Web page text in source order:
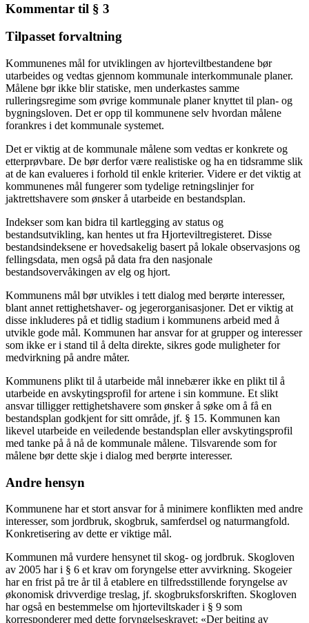
Kommentar til § 3
Tilpasset forvaltning
Kommunenes mål for utviklingen av hjorteviltbestandene bør
utarbeides og vedtas gjennom kommunale interkommunale planer.
Målene bør ikke blir statiske, men underkastes samme
rulleringsregime som øvrige kommunale planer knyttet til plan- og
bygningsloven. Det er opp til kommunene selv hvordan målene
forankres i det kommunale systemet.
Det er viktig at de kommunale målene som vedtas er konkrete og
etterprøvbare. De bør derfor være realistiske og ha en tidsramme slik
at de kan evalueres i forhold til enkle kriterier. Videre er det viktig at
kommunenes mål fungerer som tydelige retningslinjer for
jaktrettshavere som ønsker å utarbeide en bestandsplan.
Indekser som kan bidra til kartlegging av status og
bestandsutvikling, kan hentes ut fra Hjorteviltregisteret. Disse
bestandsindeksene er hovedsakelig basert på lokale observasjons og
fellingsdata, men også på data fra den nasjonale
bestandsovervåkingen av elg og hjort.
Kommunens mål bør utvikles i tett dialog med berørte interesser,
blant annet rettighetshaver- og jegerorganisasjoner. Det er viktig at
disse inkluderes på et tidlig stadium i kommunens arbeid med å
utvikle gode mål. Kommunen har ansvar for at grupper og interesser
som ikke er i stand til å delta direkte, sikres gode muligheter for
medvirkning på andre måter.
Kommunens plikt til å utarbeide mål innebærer ikke en plikt til å
utarbeide en avskytingsprofil for artene i sin kommune. Et slikt
ansvar tilligger rettighetshavere som ønsker å søke om å få en
bestandsplan godkjent for sitt område, jf. § 15. Kommunen kan
likevel utarbeide en veiledende bestandsplan eller avskytingsprofil
med tanke på å nå de kommunale målene. Tilsvarende som for
målene bør dette skje i dialog med berørte interesser.
Andre hensyn
Kommunene har et stort ansvar for å minimere konflikten med andre
interesser, som jordbruk, skogbruk, samferdsel og naturmangfold.
Konkretisering av dette er viktige mål.
Kommunen må vurdere hensynet til skog- og jordbruk. Skogloven
av 2005 har i § 6 et krav om foryngelse etter avvirkning. Skogeier
har en frist på tre år til å etablere en tilfredsstillende foryngelse av
økonomisk drivverdige treslag, jf. skogbruksforskriften. Skogloven
har også en bestemmelse om hjorteviltskader i § 9 som
korresponderer med dette foryngelseskravet: «Der beiting av